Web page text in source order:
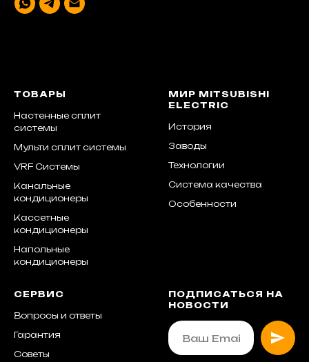
ТОВАРЫ
Настенные сплит
системы
Мульти сплит системы
VRF Системы
Канальные
кондиционеры
Кассетные
кондиционеры
Напольные
кондиционеры
МИР MITSUBISHI
ELECTRIC
История
Заводы
Технологии
Система качества
Особенности
СЕРВИС
Вопросы и ответы
Гарантия
Советы
ПОДПИСАТЬСЯ НА
НОВОСТИ